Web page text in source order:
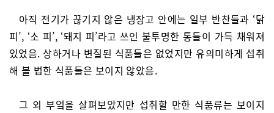
아직 전기가 끊기지 않은 냉장고 안에는 일부 반찬들과 ‘닭
피’, ‘소 피’, ‘돼지 피’라고 쓰인 불투명한 통들이 가득 채워져
있었음. 상하거나 변질된 식품들은 없었지만 유의미하게 섭취
해 볼 법한 식품들은 보이지 않았음.
그 외 부엌을 살펴보았지만 섭취할 만한 식품류는 보이지